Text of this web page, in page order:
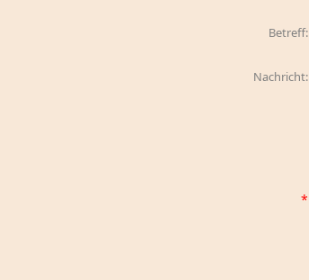
Betreff:
Nachricht: